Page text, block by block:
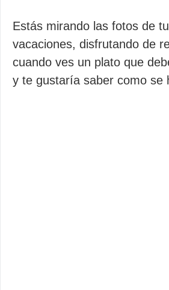
Estás mirando las fotos de
vacaciones, disfrutando de
cuando ves un plato que
y te gustaría saber como se